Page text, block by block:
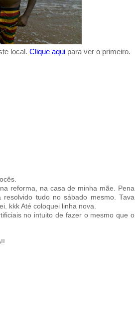
local. Clique aqui para ver o primeiro.
reforma, na casa de minha mãe. Pena
tudo no sábado mesmo. Tava
kkk Até coloquei linha nova.
no intuito de fazer o mesmo que o